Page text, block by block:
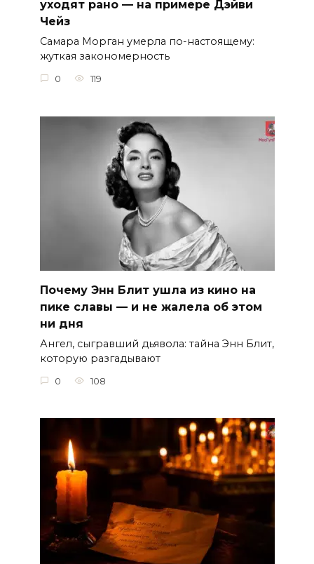
уходят рано — на примере Дэйви
Чейз
Самара Морган умерла по-настоящему:
жуткая закономерность
0 119
Почему Энн Блит ушла из кино на
пике славы — и не жалела об этом
ни дня
Ангел, сыгравший дьявола: тайна Энн Блит,
которую разгадывают
0 108